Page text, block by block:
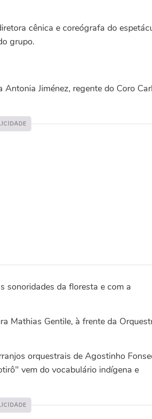
cênica e coreógrafa do
grupo.
Jiménez, regente do Coro
sonoridades da floresta e com a
Mathias Gentile, à frente da
orquestrais de Agostinho
vem do vocabulário indígena e